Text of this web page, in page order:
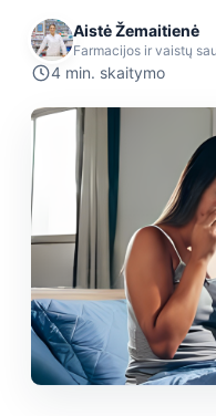
Aistė Žemaitienė
Farmacijos ir vaistų
4 min. skaitymo